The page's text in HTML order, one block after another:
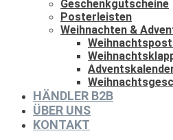
Geschenkgutscheine
Posterleisten
Weihnachten &
HÄNDLER B2B
ÜBER UNS
KONTAKT